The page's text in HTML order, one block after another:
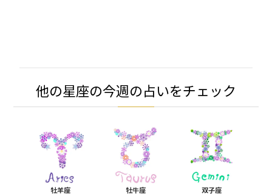
他の星座の今週の占いをチェック
牡羊座
牡牛座
双子座